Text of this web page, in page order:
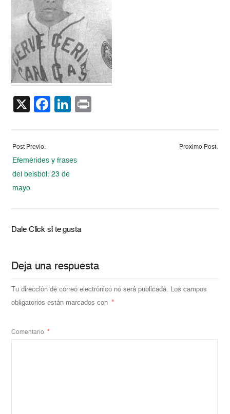
X Facebook
LinkedIn
Post Previo:
Efemérides y frases
del beisbol: 23 de
mayo
Proximo Post:
Dale Click si te gusta
Deja una respuesta
Tu dirección de correo electrónico no será publicada. Los campos
obligatorios están marcados con
*
Comentario *